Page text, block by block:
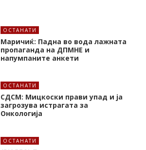
ОСТАНАТИ
Маричиќ: Падна во вода лажната
пропаганда на ДПМНЕ и
напумпаните анкети
ОСТАНАТИ
СДСМ: Мицкоски прави упад и ја
загрозува истрагата за
Онкологија
ОСТАНАТИ